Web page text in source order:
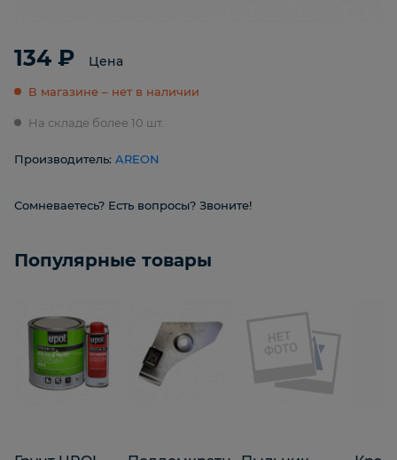
134 ₽ Цена
В магазине – нет в наличии
На складе более 10 шт.
Производитель: AREON
Сомневаетесь? Есть вопросы? Звоните!
Популярные товары